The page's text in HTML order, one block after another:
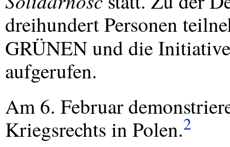
dreihundert Personen
GRÜNEN und die
aufgerufen.
Am 6. Februar
Kriegsrechts in Polen.2